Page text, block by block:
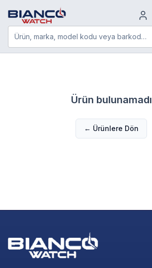
Ürün, marka, model kodu veya barkod…
Ürün bulunamadı
← Ürünlere Dön